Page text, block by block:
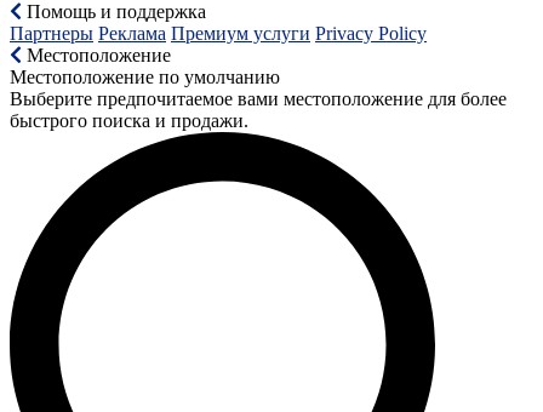
Помощь и поддержка
Партнеры Реклама Премиум услуги Privacy Policy
Местоположение
Местоположение по умолчанию
Выберите предпочитаемое вами местоположение для более
быстрого поиска и продажи.